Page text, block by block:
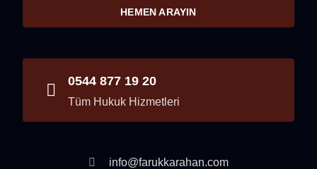
HEMEN ARAYIN
0544 877 19 20
Tüm Hukuk Hizmetleri
info@farukkarahan.com